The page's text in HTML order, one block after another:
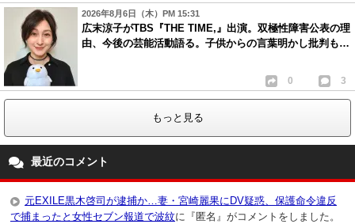
2026年8月6日（木）PM 15:31
広末涼子がTBS『THE TIME,』出演。双極性障害公表の理
由、今後の芸能活動語る。子供からの言葉明かし批判も…
0 3
もっと見る
最近のコメント
元EXILE黒木啓司が逮捕か…妻・宮崎麗果にDV疑惑、保護命令違反
で捕まったと女性セブン報道で波紋に『匿名』がコメントをしました。